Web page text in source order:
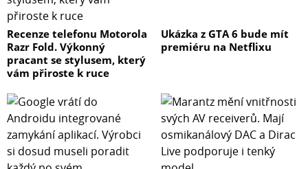
Recenze telefonu Motorola
Razr Fold. Výkonný
pracant se stylusem, který
vám přiroste k ruce
Ukázka z GTA 6 bude mít
premiéru na Netflixu